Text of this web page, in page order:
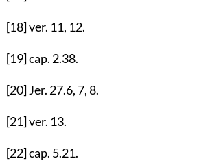
[18]ver. 11, 12.
[19]cap. 2.38.
[20]Jer. 27.6, 7,8.
[21]ver. 13.
[22]cap. 5.21.